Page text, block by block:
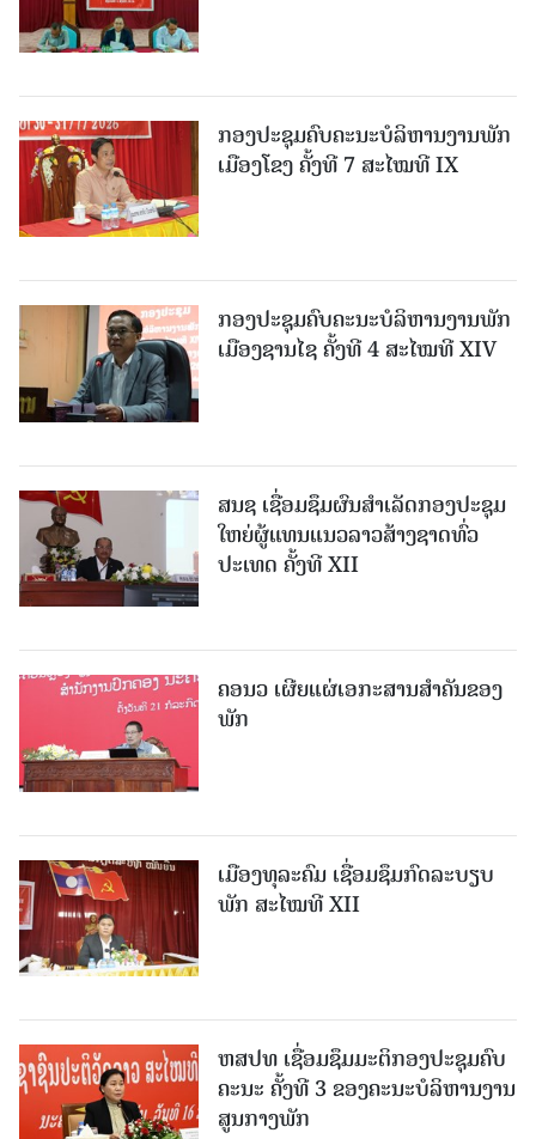
ກອງປະຊຸມຄົບຄະນະບໍລິຫານງານພັກ
ເມືອງໂຂງ ຄັ້ງທີ 7 ສະໄໝທີ IX
ກອງປະຊຸມຄົບຄະນະບໍລິຫານງານພັກ
ເມືອງຊານ​ໄຊ ຄັ້ງທີ 4 ສະໄໝທີ XIV
ສນຊ ເຊື່ອມຊຶມຜົນສໍາເລັດກອງປະຊຸມ
ໃຫຍ່ຜູ້ແທນແນວລາວສ້າງຊາດທົ່ວ
ປະເທດ ຄັ້ງທີ XII
ຄອນວ ເຜີຍແຜ່ເອກະສານສໍາຄັນຂອງ
ພັກ
ເມືອງທຸລະຄົມ ເຊື່ອມຊຶມກົດລະບຽບ
ພັກ ສະໄໝທີ XII
ຫສປທ ເຊື່ອມຊຶມມະຕິກອງປະຊຸມຄົບ
ຄະນະ ຄັ້ງທີ 3 ຂອງຄະນະບໍລິຫານງານ
ສູນກາງພັກ